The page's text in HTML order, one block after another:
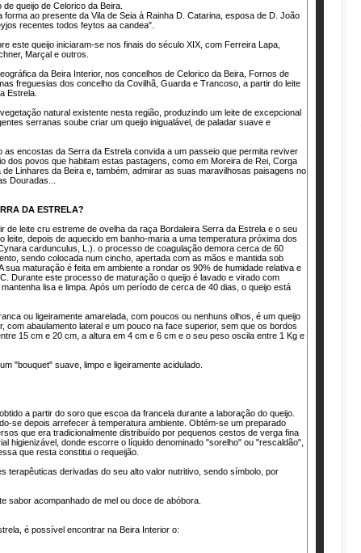
queijo de Celorico da Beira.
ao presente da Vila de Seia à Rainha D. Catarina, esposa de D. João
recentes todos feytos aa candea".
este queijo iniciaram-se nos finais do século XIX, com Ferreira Lapa,
Marçal e outros.
da Beira Interior, nos concelhos de Celorico da Beira, Fornos de
freguesias dos concelho da Covilhã, Guarda e Trancoso, a partir do leite
Estrela.
natural existente nesta região, produzindo um leite de excepcional
serranas soube criar um queijo inigualável, de paladar suave e
encostas da Serra da Estrela convida a um passeio que permita reviver
dos povos que habitam estas pastagens, como em Moreira de Rei, Corga
Linhares da Beira e, também, admirar as suas maravilhosas paisagens no
Douradas...
DA ESTRELA?
de leite cru estreme de ovelha da raça Bordaleira Serra da Estrela e o seu
leite, depois de aquecido em banho-maria a uma temperatura próxima dos
cardunculus, L.). o processo de coagulação demora cerca de 60
sendo colocada num cincho, apertada com as mãos e mantida sob
sua maturação é feita em ambiente a rondar os 90% de humidade relativa e
Durante este processo de maturação o queijo é lavado e virado com
lisa e limpa. Após um período de cerca de 40 dias, o queijo está
ou ligeiramente amarelada, com poucos ou nenhuns olhos, é um queijo
com abaulamento lateral e um pouco na face superior, sem que os bordos
15 cm e 20 cm, a altura em 4 cm e 6 cm e o seu peso oscila entre 1 Kg e
"bouquet" suave, limpo e ligeiramente acidulado.
a partir do soro que escoa da francela durante a laboração do queijo.
se depois arrefecer à temperatura ambiente. Obtém-se um preparado
que era tradicionalmente distribuído por pequenos cestos de verga fina
higienizável, donde escorre o líquido denominado "sorelho" ou "rescaldão",
que resta constitui o requeijão.
terapêuticas derivadas do seu alto valor nutritivo, sendo símbolo, por
sabor acompanhado de mel ou doce de abóbora.
é possível encontrar na Beira Interior o: